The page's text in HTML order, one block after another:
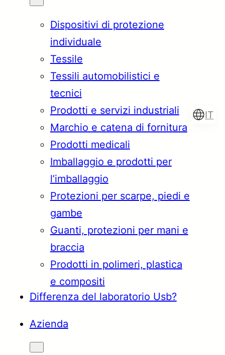
Dispositivi di protezione
individuale
Tessile
Tessili automobilistici e
tecnici
Prodotti e servizi industriali
Marchio e catena di fornitura
Prodotti medicali
Imballaggio e prodotti per
l’imballaggio
Protezioni per scarpe, piedi e
gambe
Guanti, protezioni per mani e
braccia
Prodotti in polimeri, plastica
e compositi
Differenza del laboratorio Usb?
Azienda
IT
Türkçe
Français Italiano